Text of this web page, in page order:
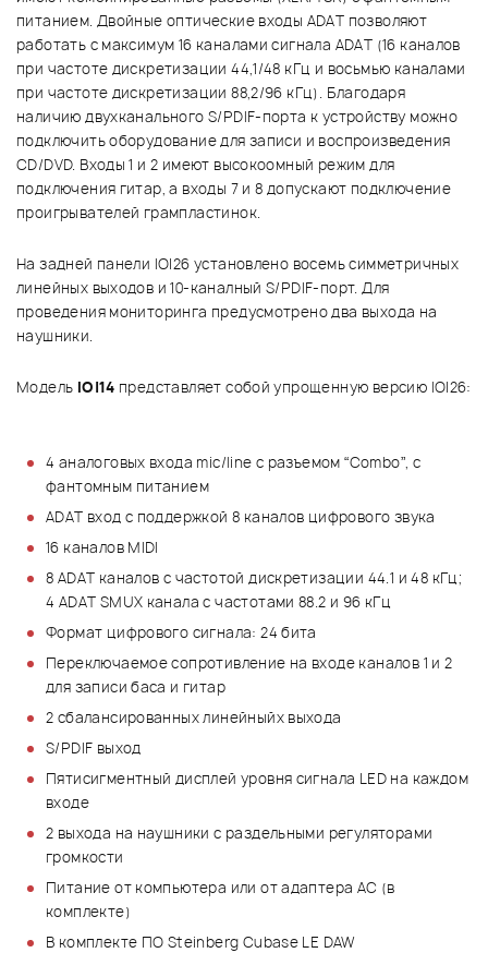
питанием. Двойные оптические входы ADAT позволяют
работать с максимум 16 каналами сигнала ADAT (16 каналов
при частоте дискретизации 44,1/48 кГц и восьмью каналами
при частоте дискретизации 88,2/96 кГц). Благодаря
наличию двухканального S/PDIF-порта к устройству можно
подключить оборудование для записи и воспроизведения
CD/DVD. Входы 1 и 2 имеют высокоомный режим для
подключения гитар, а входы 7 и 8 допускают подключение
проигрывателей грампластинок.
На задней панели IO|26 установлено восемь симметричных
линейных выходов и 10-каналный S/PDIF-порт. Для
проведения мониторинга предусмотрено два выхода на
наушники.
Модель IO|14 представляет собой упрощенную версию IO|26:
4 аналоговых входа mic/line с разъемом “Combo”, с
фантомным питанием
ADAT вход с поддержкой 8 каналов цифрового звука
16 каналов MIDI
8 ADAT каналов с частотой дискретизации 44.1 и 48 кГц;
4 ADAT SMUX канала с частотами 88.2 и 96 кГц
Формат цифрового сигнала: 24 бита
Переключаемое сопротивление на входе каналов 1 и 2
для записи баса и гитар
2 сбалансированных линейныйх выхода
S/PDIF выход
Пятисигментный дисплей уровня сигнала LED на каждом
входе
2 выхода на наушники с раздельными регуляторами
громкости
Питание от компьютера или от адаптера AC (в
комплекте)
В комплекте ПО Steinberg Cubase LE DAW